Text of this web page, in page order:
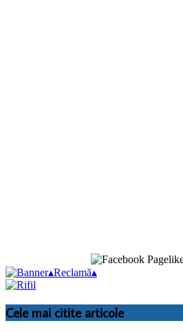
▴Reclamă▴
Cele mai citite articole